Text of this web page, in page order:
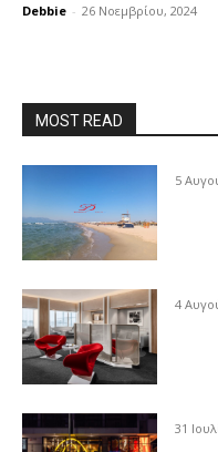
Debbie - 26 Νοεμβρίου, 2024
MOST READ
5
4
31